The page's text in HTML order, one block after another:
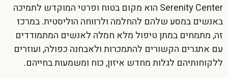
Serenity Center הוא מקום בטוח ופרטי המוקדש לתמיכה
באנשים במסע שלהם להחלמה ולרווחה הוליסטית. במרכז
זה, מתמחים במתן טיפול מלא חמלה לאנשים המתמודדים
עם אתגרים הקשורים להתמכרות ולאבחנה כפולה, ועוזרים
ללקוחותיהם לגלות מחדש איזון, כוח ומשמעות בחייהם.